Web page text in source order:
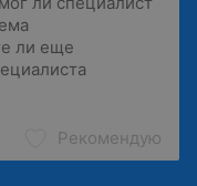
Рекомендую